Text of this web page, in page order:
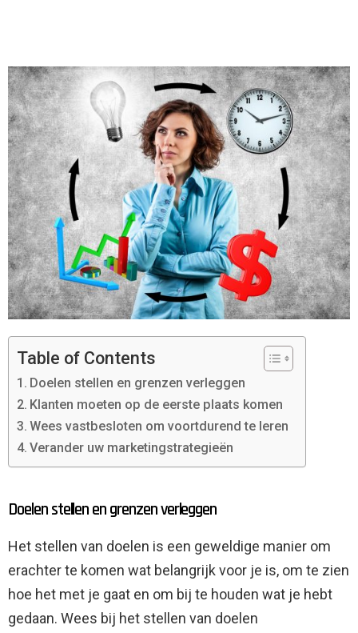
Table of Contents
Doelen stellen en grenzen verleggen
Klanten moeten op de eerste plaats komen
Wees vastbesloten om voortdurend te leren
Verander uw marketingstrategieën
Doelen stellen en grenzen verleggen
Het stellen van doelen is een geweldige manier om
erachter te komen wat belangrijk voor je is, om te zien
hoe het met je gaat en om bij te houden wat je hebt
gedaan. Wees bij het stellen van doelen